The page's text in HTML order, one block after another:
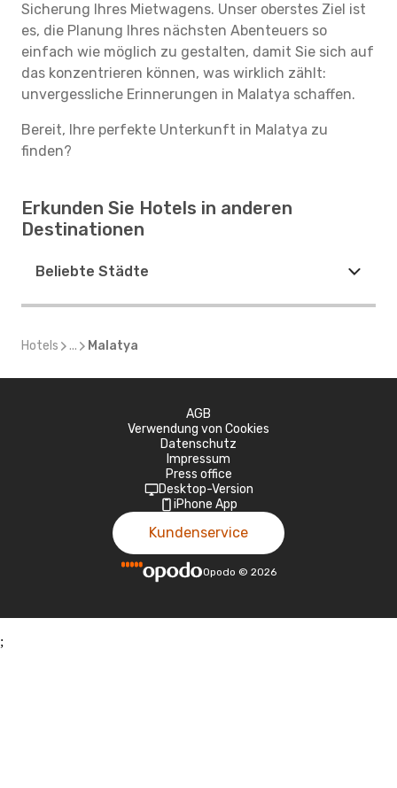
Sicherung Ihres Mietwagens. Unser oberstes Ziel ist
es, die Planung Ihres nächsten Abenteuers so
einfach wie möglich zu gestalten, damit Sie sich auf
das konzentrieren können, was wirklich zählt:
unvergessliche Erinnerungen in Malatya schaffen.
Bereit, Ihre perfekte Unterkunft in Malatya zu
finden?
Erkunden Sie Hotels in anderen
Destinationen
Beliebte Städte
Hotels ... Malatya
AGB
Verwendung von Cookies
Datenschutz
Impressum
Press office
Desktop-Version
iPhone App
Kundenservice
Opodo © 2026
;